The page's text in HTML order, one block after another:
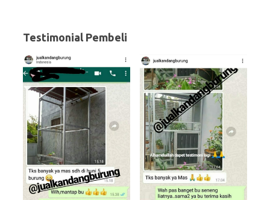
Testimonial Pembeli